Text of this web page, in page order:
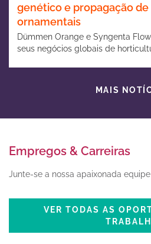
MAIS
genético e propagação
ornamentais
Dümmen Orange e Syngenta
seus negócios globais de
Empregos & Carreiras
Junte-se a nossa apaixonada
VER TODAS AS